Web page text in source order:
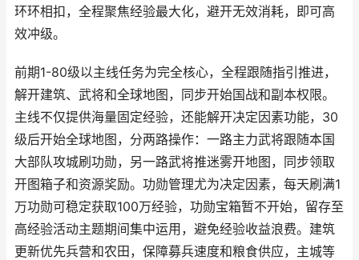
环环相扣，全程聚焦经验最大化，避开无效消耗，即可高
效冲级。
前期1-80级以主线任务为完全核心，全程跟随指引推进，
解开建筑、武将和全球地图，同步开始国战和副本权限。
主线不仅提供海量固定经验，还能解开决定因素功能，30
级后开始全球地图，分两路操作：一路主力武将跟随本国
大部队攻城刷功勋，另一路武将推迷雾开地图，同步领取
开图箱子和资源奖励。功勋管理尤为决定因素，每天刷满1
万功勋可稳定获取100万经验，功勋宝箱暂不开始，留存至
高经验活动主题期间集中运用，避免经验收益浪费。建筑
更新优先兵营和农田，保障募兵速度和粮食供应，主城等